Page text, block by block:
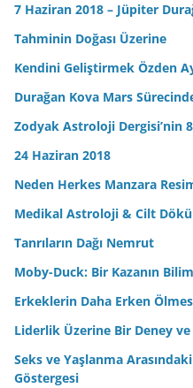
7 Haziran 2018 – Jüpiter
Tahminin Doğası Üzerine
Kendini Geliştirmek Özden
Durağan Kova Mars
Zodyak Astroloji Dergisi’nin 8.
24 Haziran 2018
Neden Herkes Manzara
Medikal Astroloji & Cilt
Tanrıların Dağı Nemrut
Moby-Duck: Bir Kazanın
Erkeklerin Daha Erken
Liderlik Üzerine Bir Deney
Seks ve Yaşlanma
Göstergesi